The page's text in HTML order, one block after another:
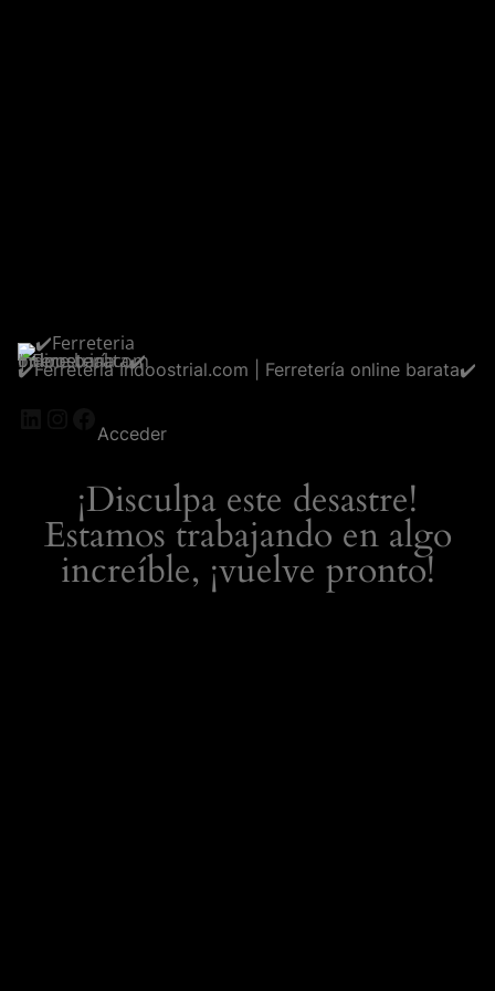
✔️Ferreteria Indoostrial.com | Ferretería online barata✔️
LinkedIn
Instagram
Facebook
Acceder
¡Disculpa este desastre!
Estamos trabajando en algo
increíble, ¡vuelve pronto!